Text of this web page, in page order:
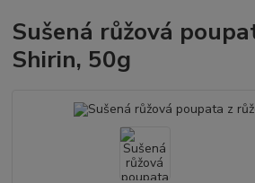
Sušená růžová
Shirin, 50g